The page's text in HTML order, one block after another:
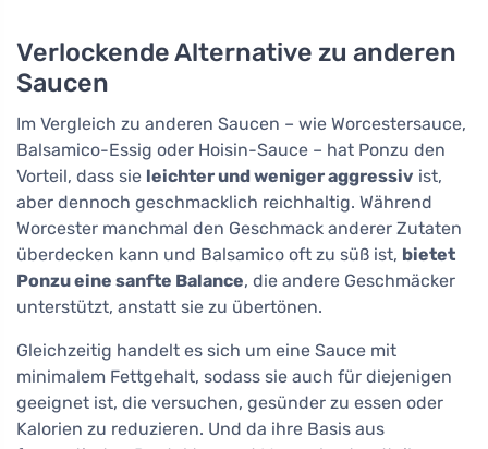
Verlockende Alternative zu anderen
Saucen
Im Vergleich zu anderen Saucen – wie Worcestersauce,
Balsamico-Essig oder Hoisin-Sauce – hat Ponzu den
Vorteil, dass sie leichter und weniger aggressiv ist,
aber dennoch geschmacklich reichhaltig. Während
Worcester manchmal den Geschmack anderer Zutaten
überdecken kann und Balsamico oft zu süß ist, bietet
Ponzu eine sanfte Balance, die andere Geschmäcker
unterstützt, anstatt sie zu übertönen.
Gleichzeitig handelt es sich um eine Sauce mit
minimalem Fettgehalt, sodass sie auch für diejenigen
geeignet ist, die versuchen, gesünder zu essen oder
Kalorien zu reduzieren. Und da ihre Basis aus